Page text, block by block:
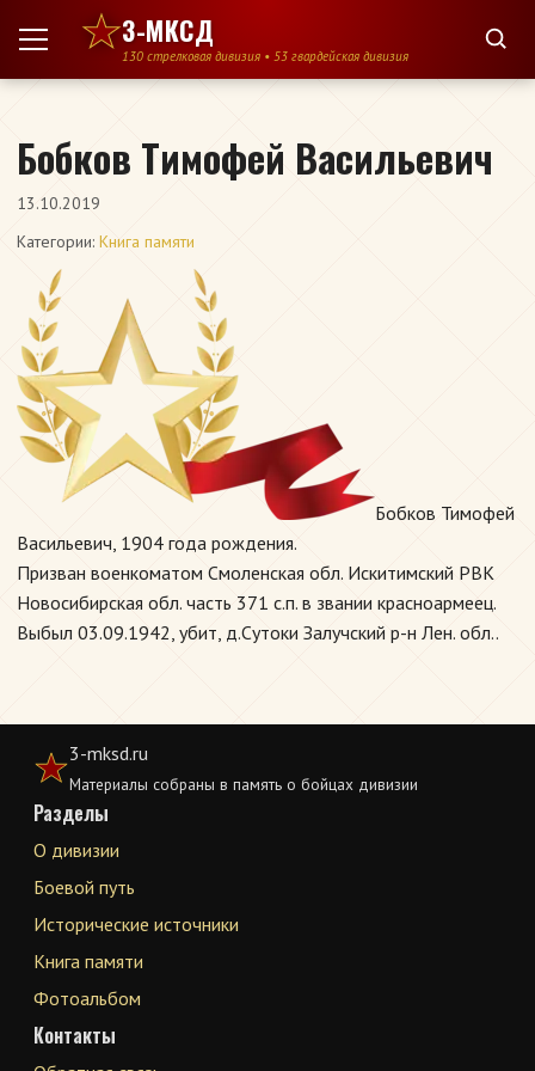
Перейти к содержимому
3-МКСД
130 стрелковая дивизия • 53 гвардейская дивизия
Бобков Тимофей Васильевич
13.10.2019
Категории: Книга памяти
Бобков Тимофей
Васильевич, 1904 года рождения.
Призван военкоматом Смоленская обл. Искитимский РВК
Новосибирская обл. часть 371 с.п. в звании красноармеец.
Выбыл 03.09.1942, убит, д.Сутоки Залучский р-н Лен. обл..
3-mksd.ru
Материалы собраны в память о бойцах дивизии
Разделы
О дивизии
Боевой путь
Исторические источники
Книга памяти
Фотоальбом
Контакты